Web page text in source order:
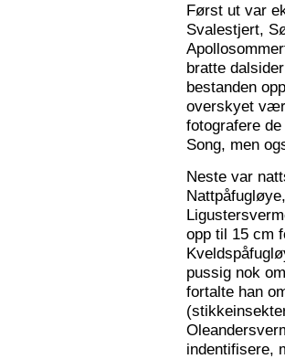
Først ut var
Svalestjert,
bratte
bestanden
overskyet
fotografere
Song, men
Neste var
opp til 15 cm
pussig nok
fortalte han
indentifisere,